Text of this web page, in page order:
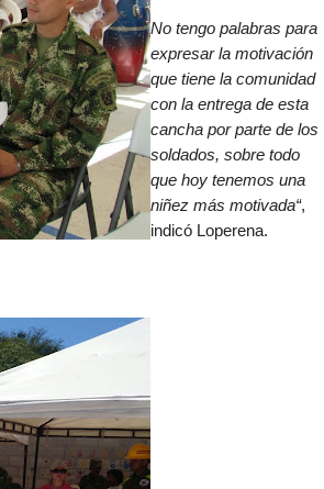
No tengo palabras para
expresar la motivación
que tiene la comunidad
con la entrega de esta
cancha por parte de los
soldados, sobre todo
que hoy tenemos una
niñez más motivada“,
indicó Loperena.